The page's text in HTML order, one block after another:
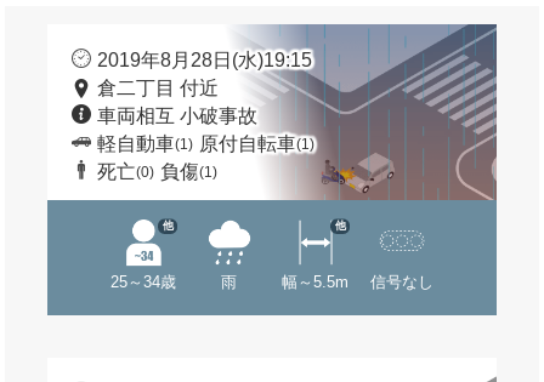
2019年8月28日(水)19:15
倉二丁目 付近
車両相互 小破事故
軽自動車(1) 原付自転車(1)
死亡(0) 負傷(1)
25～34歳
他
雨 幅～5.5m
他
信号なし